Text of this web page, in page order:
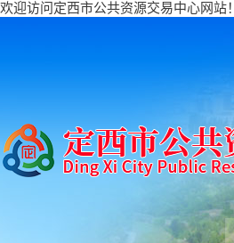
欢迎访问定西市公共资源交易中心网站！